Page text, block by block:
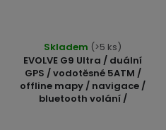
EVOLVE G9 Ultra / duální
GPS / vodotěsné 5ATM /
offline mapy / navigace /
bluetooth volání /
hodnocení
produktu
je
5,0
Skladem (>5 ks)